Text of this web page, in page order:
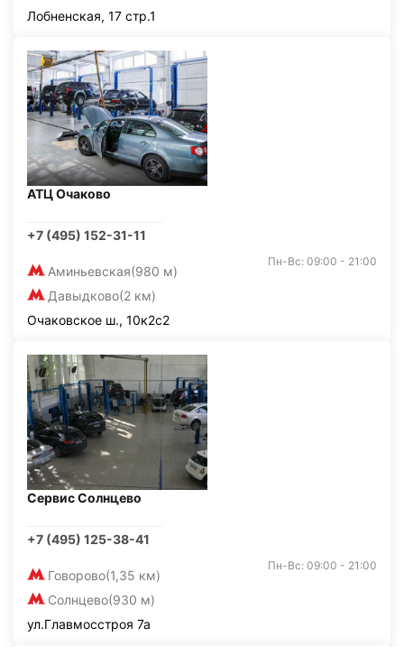
Лобненская, 17 стр.1
АТЦ Очаково
+7 (495) 152-31-11
Аминьевская(980 м)
Давыдково(2 км)
Пн-Вс: 09:00 - 21:00
Очаковское ш., 10к2с2
Сервис Солнцево
+7 (495) 125-38-41
Говорово(1,35 км)
Солнцево(930 м)
Пн-Вс: 09:00 - 21:00
ул.Главмосстроя 7а